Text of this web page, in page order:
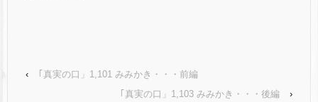
‹
｢真実の口」1,101 みみかき・・・前編
｢真実の口」1,103 みみかき・・・後編
›